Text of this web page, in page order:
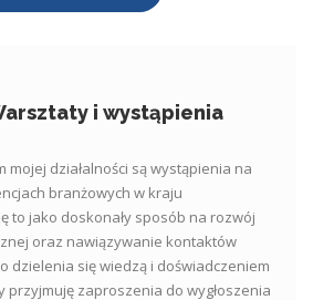
i wystąpienia
mojej działalności są wystąpienia na
branżowych w kraju
to jako doskonały sposób na rozwój
oraz nawiązywanie kontaktów
dzielenia się wiedzą i doświadczeniem
przyjmuję zaproszenia do wygłoszenia